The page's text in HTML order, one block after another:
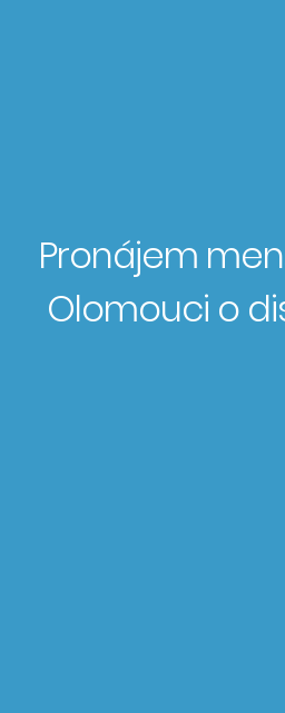
Pronájem
Olomouci o